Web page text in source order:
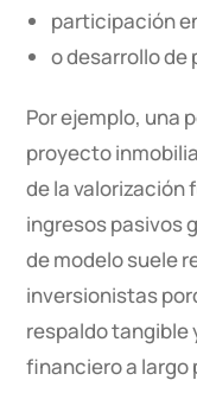
participación
o desarrollo de
Por ejemplo, una
proyecto
de la valorización
ingresos pasivos
de modelo suele
inversionistas
respaldo tangible
financiero a largo